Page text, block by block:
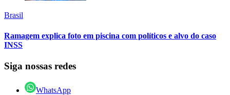
Brasil
Ramagem explica foto em piscina com políticos e alvo do caso
INSS
Siga nossas redes
WhatsApp